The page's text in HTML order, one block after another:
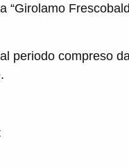
“Girolamo
periodo compreso